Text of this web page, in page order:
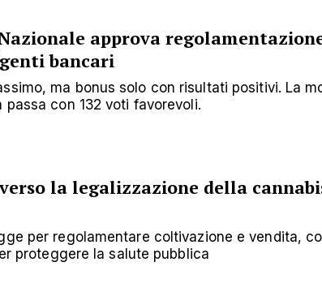
approva
bancari
ma bonus solo con risultati positivi. La
passa con 132 voti favorevoli.
la legalizzazione della
per regolamentare coltivazione e vendita,
proteggere la salute pubblica